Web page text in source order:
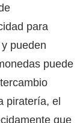
para
pueden
puede
piratería, el
que